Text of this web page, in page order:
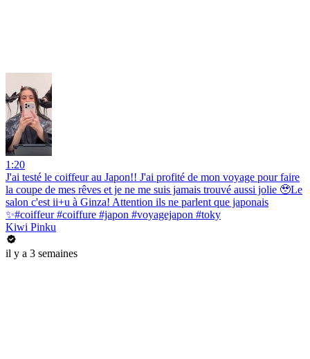
1:20
J'ai testé le coiffeur au Japon!! J'ai profité de mon voyage pour faire
la coupe de mes rêves et je ne me suis jamais trouvé aussi jolie 🥹Le
salon c'est ii+u à Ginza! Attention ils ne parlent que japonais
✨#coiffeur #coiffure #japon #voyagejapon #toky
Kiwi Pinku
il y a 3 semaines